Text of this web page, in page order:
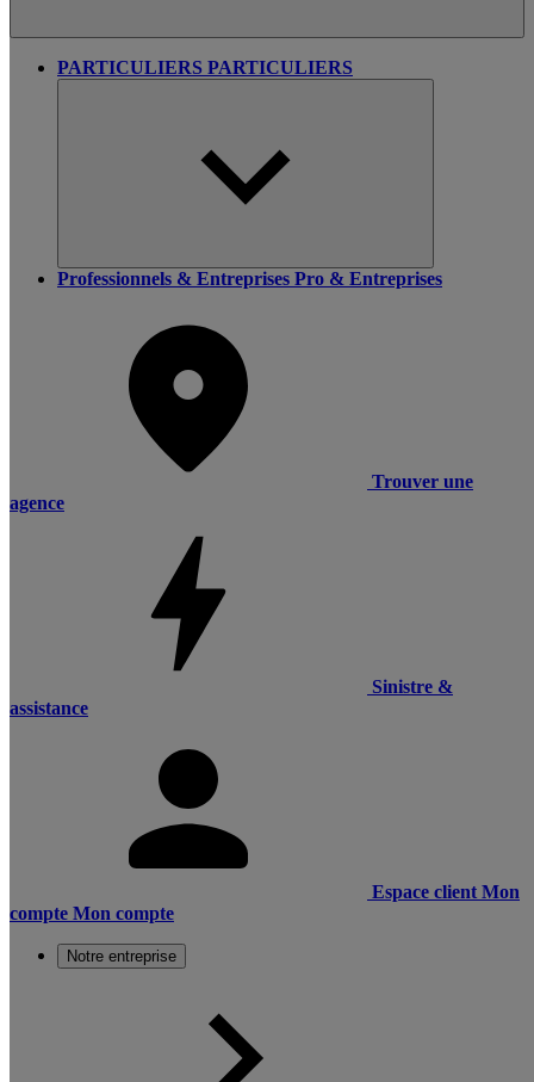
PARTICULIERS PARTICULIERS
Professionnels & Entreprises Pro & Entreprises
Trouver une
agence
Sinistre &
assistance
Espace client Mon
compte Mon compte
Notre entreprise